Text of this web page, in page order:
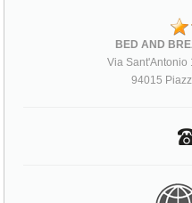
BED AND
Via Sant'Antonio
94015